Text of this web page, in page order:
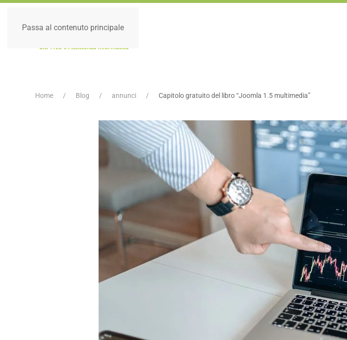
Passa al contenuto principale
Home Blog annunci Capitolo gratuito del libro “Joomla 1.5 multimedia”